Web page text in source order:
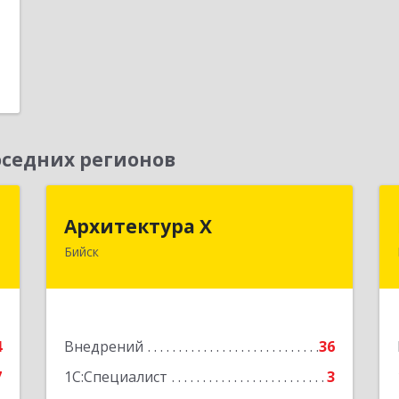
регионов
Архитектура Х
Бийск
Внедрений
36
1С:Специалист
3